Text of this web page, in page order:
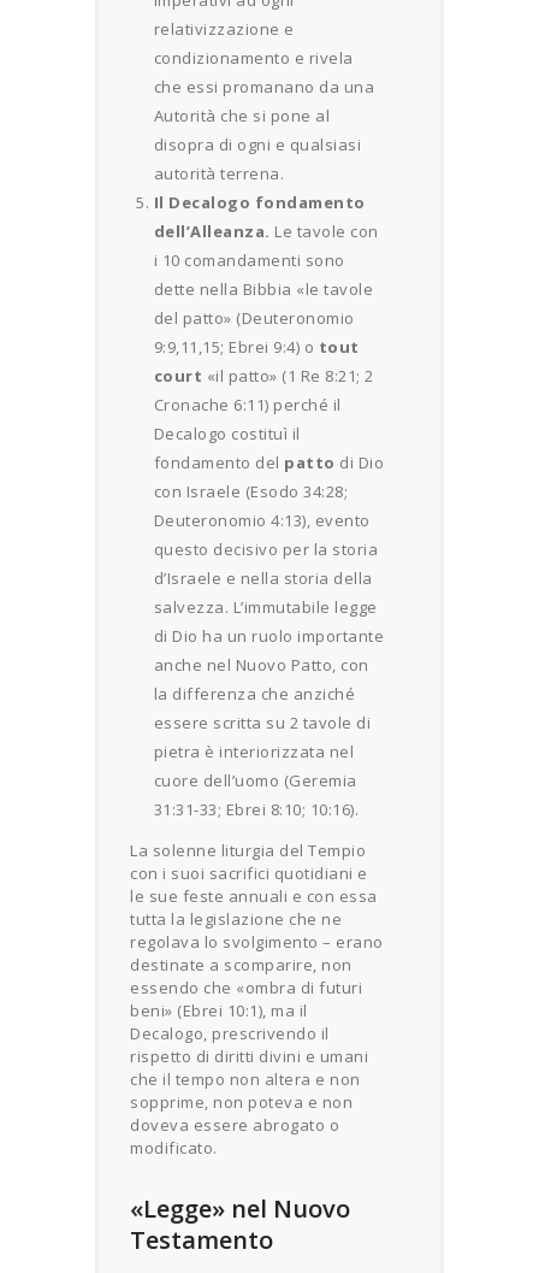
relativizzazione e
condizionamento e rivela
che essi promanano da una
Autorità che si pone al
disopra di ogni e qualsiasi
autorità terrena.
Il Decalogo fondamento
dell’Alleanza. Le tavole con
i 10 comandamenti sono
dette nella Bibbia «le tavole
del patto» (Deuteronomio
9:9,11,15; Ebrei 9:4) o tout
court «il patto» (1 Re 8:21; 2
Cronache 6:11) perché il
Decalogo costituì il
fondamento del patto di Dio
con Israele (Esodo 34:28;
Deuteronomio 4:13), evento
questo decisivo per la storia
d’Israele e nella storia della
salvezza. L’immutabile legge
di Dio ha un ruolo importante
anche nel Nuovo Patto, con
la differenza che anziché
essere scritta su 2 tavole di
pietra è interiorizzata nel
cuore dell’uomo (Geremia
31:31-33; Ebrei 8:10; 10:16).
La solenne liturgia del Tempio
con i suoi sacrifici quotidiani e
le sue feste annuali e con essa
tutta la legislazione che ne
regolava lo svolgimento – erano
destinate a scomparire, non
essendo che «ombra di futuri
beni» (Ebrei 10:1), ma il
Decalogo, prescrivendo il
rispetto di diritti divini e umani
che il tempo non altera e non
sopprime, non poteva e non
doveva essere abrogato o
modificato.
«Legge» nel Nuovo
Testamento